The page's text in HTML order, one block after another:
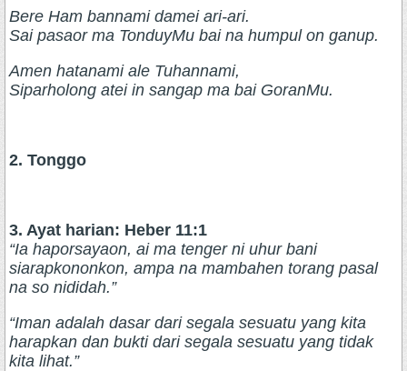
Bere Ham bannami damei ari-ari.
Sai pasaor ma TonduyMu bai na humpul on ganup.
Amen hatanami ale Tuhannami,
Siparholong atei in sangap ma bai GoranMu.
2. Tonggo
3. Ayat harian: Heber 11:1
“Ia haporsayaon, ai ma tenger ni uhur bani
siarapkononkon, ampa na mambahen torang pasal
na so nididah.”
“Iman adalah dasar dari segala sesuatu yang kita
harapkan dan bukti dari segala sesuatu yang tidak
kita lihat.”